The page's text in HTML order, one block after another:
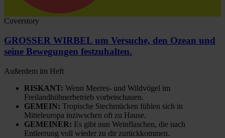
Coverstory
GROSSER WIRBEL um Versuche, den Ozean und
seine Bewegungen festzuhalten.
Außerdem im Heft
RISKANT: Wenn Meeres- und Wildvögel im
Freilandhühnerbetrieb vorbeischauen.
GEMEIN: Tropische Stechmücken fühlen sich in
Mitteleuropa inziwschen oft zu Hause.
GEMEINER: Es gibt nun Weinflaschen, die nach
Entleerung voll wieder zu dir zurückkommen.